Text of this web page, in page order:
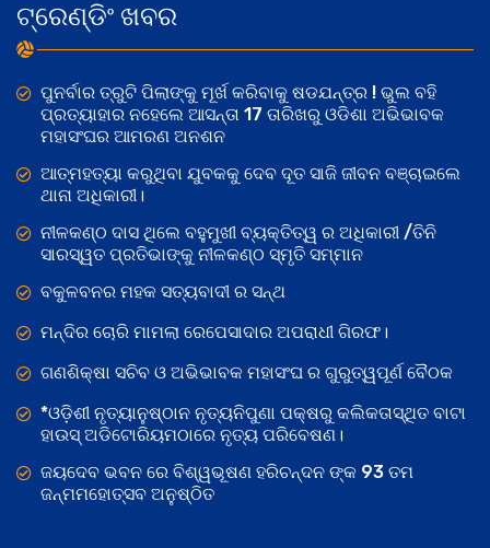
ଟ୍ରେଣ୍ଡିଂ ଖବର
ପୁନର୍ବାର ତ୍ରୁଟି ପିଲାଙ୍କୁ ମୂର୍ଖ କରିବାକୁ ଷଡଯନ୍ତ୍ର ! ଭୁଲ ବହି
ପ୍ରତ୍ୟାହାର ନହେଲେ ଆସନ୍ତା 17 ତାରିଖରୁ ଓଡିଶା ଅଭିଭାବକ
ମହାସଂଘର ଆମରଣ ଅନଶନ
ଆତ୍ମହତ୍ୟା କରୁଥିବା ଯୁବକକୁ ଦେବ ଦୂତ ସାଜି ଜୀବନ ବଞ୍ଚାଇଲେ
ଥାନା ଅଧିକାରୀ।
ନୀଳକଣ୍ଠ ଦାସ ଥିଲେ ବହୁମୁଖୀ ବ୍ୟକ୍ତିତ୍ୱ ର ଅଧିକାରୀ /ତିନି
ସାରସ୍ୱତ ପ୍ରତିଭାଙ୍କୁ ନୀଳକଣ୍ଠ ସ୍ମୃତି ସମ୍ମାନ
ବକୁଳବନର ମହକ ସତ୍ୟବାଦୀ ର ସନ୍ଥ
ମନ୍ଦିର ଚୋରି ମାମଲା ରେପେସାଦାର ଅପରାଧୀ ଗିରଫ।
ଗଣଶିକ୍ଷା ସଚିବ ଓ ଅଭିଭାବକ ମହାସଂଘ ର ଗୁରୁତ୍ୱପୂର୍ଣ ବୈଠକ
*ଓଡ଼ିଶୀ ନୃତ୍ୟାନୁଷ୍ଠାନ ନୃତ୍ୟନିପୁଣା ପକ୍ଷରୁ କଲିକତାସ୍ଥିତ ବାଟା
ହାଉସ୍ ଅଡିଟୋରିୟମଠାରେ ନୃତ୍ୟ ପରିବେଷଣ।
ଜୟଦେବ ଭବନ ରେ ବିଶ୍ୱଭୂଷଣ ହରିଚନ୍ଦନ ଙ୍କ 93 ତମ
ଜନ୍ମମହୋତ୍ସବ ଅନୁଷ୍ଠିତ